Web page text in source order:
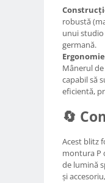
Recordere audio
Acumulatori si baterii
Acumulatori Foto
Acumulatori AA/AAA
Tablete grafice
Adaptoare pentru
robustă
unui
germană.
Mânerul
capabil să
eficientă,
🔄
Acest blitz
montura P
de lumină
și